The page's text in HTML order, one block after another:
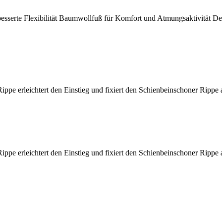
Flexibilität Baumwollfuß für Komfort und Atmungsaktivität
erleichtert den Einstieg und fixiert den Schienbeinschoner Rippe
erleichtert den Einstieg und fixiert den Schienbeinschoner Rippe